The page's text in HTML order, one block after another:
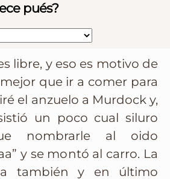
libre, y eso es motivo de
que ir a comer para
el anzuelo a Murdock y,
un poco cual siluro
nombrarle al oido
y se montó al carro. La
también y en último
pués?